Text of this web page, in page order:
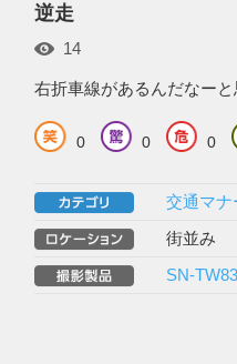
逆走
14
右折車線があるんだなーと
0 0 0
交通マナ
街並み
SN-